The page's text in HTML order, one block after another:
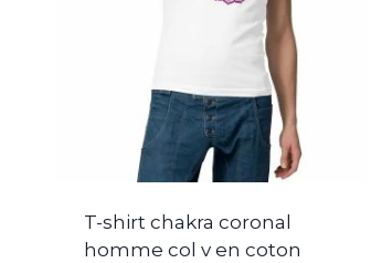
T-shirt chakra coronal
homme col v en coton